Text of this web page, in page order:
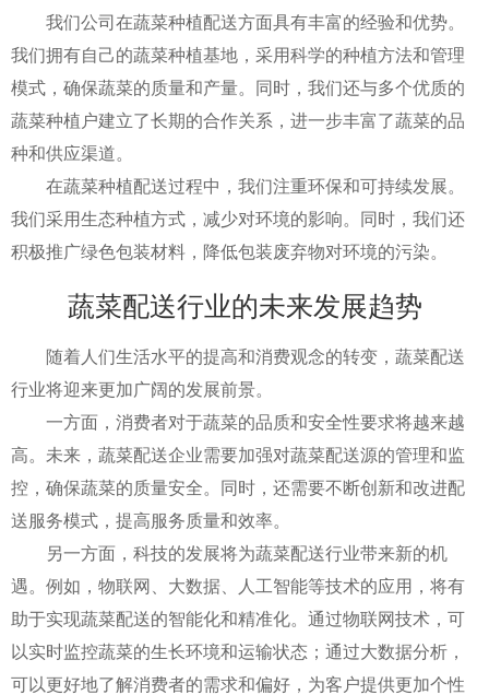
我们公司在蔬菜种植配送方面具有丰富的经验和优势。
我们拥有自己的蔬菜种植基地，采用科学的种植方法和管理
模式，确保蔬菜的质量和产量。同时，我们还与多个优质的
蔬菜种植户建立了长期的合作关系，进一步丰富了蔬菜的品
种和供应渠道。
在蔬菜种植配送过程中，我们注重环保和可持续发展。
我们采用生态种植方式，减少对环境的影响。同时，我们还
积极推广绿色包装材料，降低包装废弃物对环境的污染。
蔬菜配送行业的未来发展趋势
随着人们生活水平的提高和消费观念的转变，蔬菜配送
行业将迎来更加广阔的发展前景。
一方面，消费者对于蔬菜的品质和安全性要求将越来越
高。未来，蔬菜配送企业需要加强对蔬菜配送源的管理和监
控，确保蔬菜的质量安全。同时，还需要不断创新和改进配
送服务模式，提高服务质量和效率。
另一方面，科技的发展将为蔬菜配送行业带来新的机
遇。例如，物联网、大数据、人工智能等技术的应用，将有
助于实现蔬菜配送的智能化和精准化。通过物联网技术，可
以实时监控蔬菜的生长环境和运输状态；通过大数据分析，
可以更好地了解消费者的需求和偏好，为客户提供更加个性